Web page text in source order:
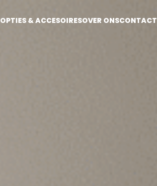
OPTIES & ACCESOIRESOVER ONSCONTACT